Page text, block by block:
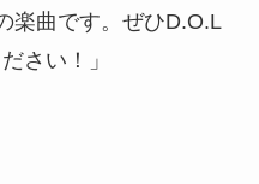
楽曲です。ぜひD.O.L
さい！」